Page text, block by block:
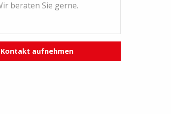
beraten Sie gerne.
Kontakt aufnehmen